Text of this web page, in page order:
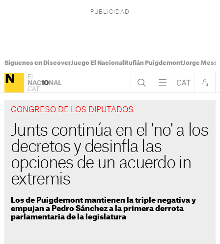
Síguenos en DiscoverJuego El Nacional Rufián PuigdemontJorge Messi
CONGRESO DE LOS DIPUTADOS
Junts continúa en el 'no' a los
decretos y desinfla las
opciones de un acuerdo in
extremis
Los de Puigdemont mantienen la triple negativa y
empujan a Pedro Sánchez a la primera derrota
parlamentaria de la legislatura